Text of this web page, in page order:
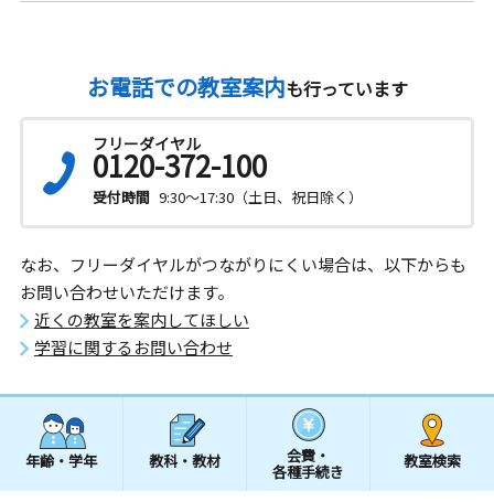
お電話での教室案内も行っています
フリーダイヤル
0120-372-100
受付時間 9:30～17:30（土日、祝日除く）
なお、フリーダイヤルがつながりにくい場合は、以下からも
お問い合わせいただけます。
近くの教室を案内してほしい
学習に関するお問い合わせ
年齢・学年 教科・教材 会費・
各種手続き
教室検索